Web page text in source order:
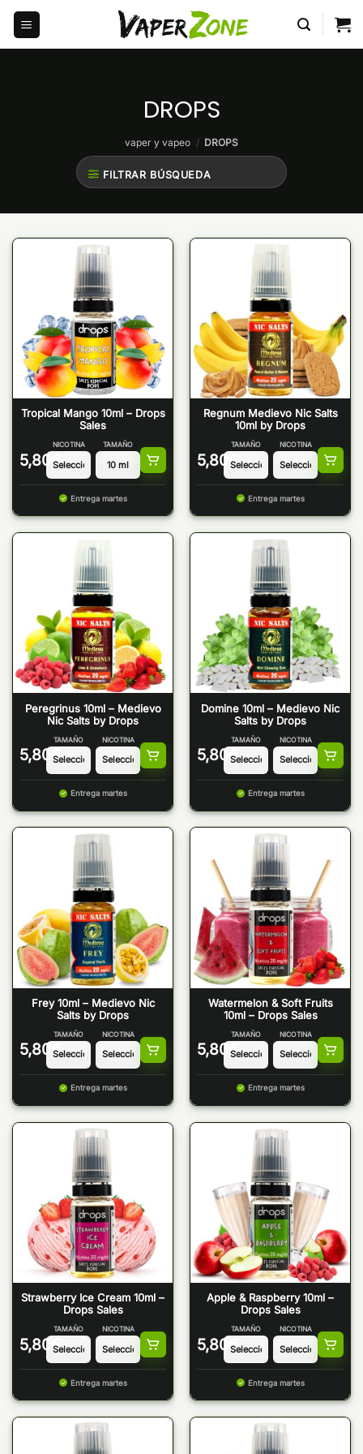
Saltar
contenido
DROPS
vaper y vapeo / DROPS
FILTRAR BÚSQUEDA
Tropical Mango 10ml – Drops
Sales
5,80 €
NICOTINA TAMAÑO
Entrega martes
Regnum Medievo Nic Salts
10ml by Drops
5,80 €
TAMAÑO NICOTINA
Entrega martes
Peregrinus 10ml – Medievo
Nic Salts by Drops
5,80 €
TAMAÑO NICOTINA
Entrega martes
Domine 10ml – Medievo Nic
Salts by Drops
5,80 €
TAMAÑO NICOTINA
Entrega martes
Frey 10ml – Medievo Nic
Salts by Drops
5,80 €
TAMAÑO NICOTINA
Entrega martes
Watermelon & Soft Fruits
10ml – Drops Sales
5,80 €
TAMAÑO NICOTINA
Entrega martes
Strawberry Ice Cream 10ml –
Drops Sales
5,80 €
TAMAÑO NICOTINA
Entrega martes
Apple & Raspberry 10ml –
Drops Sales
5,80 €
TAMAÑO NICOTINA
Entrega martes